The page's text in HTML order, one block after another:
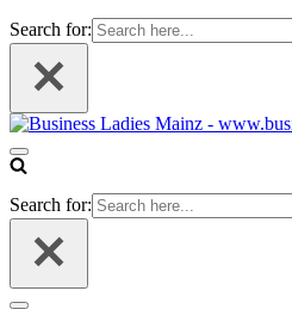
Search for:
Navigationsmenü
Search for:
Navigationsmenü